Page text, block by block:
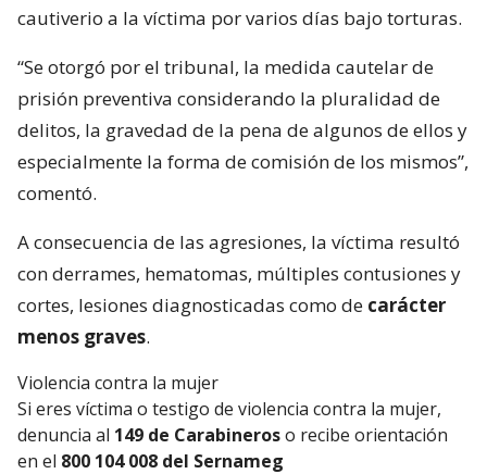
cautiverio a la víctima por varios días bajo torturas.
“Se otorgó por el tribunal, la medida cautelar de
prisión preventiva considerando la pluralidad de
delitos, la gravedad de la pena de algunos de ellos y
especialmente la forma de comisión de los mismos”,
comentó.
A consecuencia de las agresiones, la víctima resultó
con derrames, hematomas, múltiples contusiones y
cortes, lesiones diagnosticadas como de carácter
menos graves.
Violencia contra la mujer
Si eres víctima o testigo de violencia contra la mujer,
denuncia al 149 de Carabineroso recibe orientación
en el 800 104 008 del Sernameg